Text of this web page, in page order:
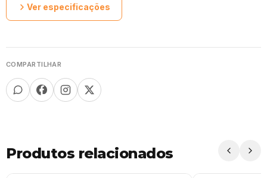
Ver especificações
COMPARTILHAR
Produtos relacionados